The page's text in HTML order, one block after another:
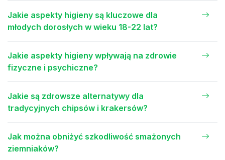
Jakie aspekty higieny są kluczowe dla
młodych dorosłych w wieku 18-22 lat?
Jakie aspekty higieny wpływają na zdrowie
fizyczne i psychiczne?
Jakie są zdrowsze alternatywy dla
tradycyjnych chipsów i krakersów?
Jak można obniżyć szkodliwość smażonych
ziemniaków?